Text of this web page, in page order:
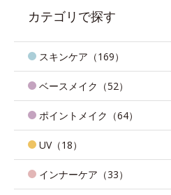
カテゴリで探す
スキンケア（169）
ベースメイク（52）
ポイントメイク（64）
UV（18）
インナーケア（33）